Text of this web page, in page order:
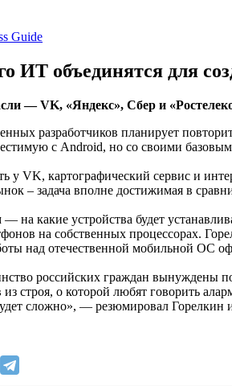
Guide
ИТ объединятся для
— VK, «Яндекс», Сбер и
разработчиков планирует
с Android, но со своими
у VK, картографический сервис и
– задача вполне достижимая в
на какие устройства будет
на собственных процессорах.
над отечественной мобильной ОС
российских граждан вынуждены
строя, о которой любят говорить
сложно», — резюмировал